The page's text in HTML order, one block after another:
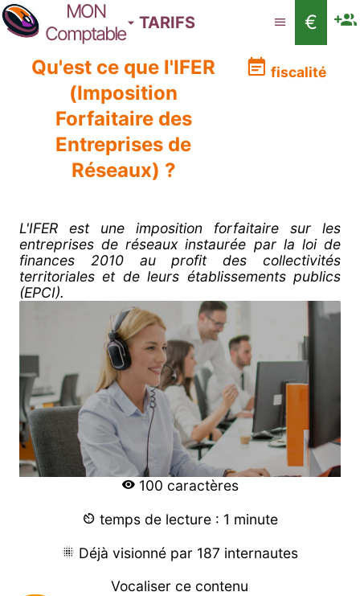
MON
Comptable
TARIFS
€
Qu'est ce que l'IFER
(Imposition
Forfaitaire des
Entreprises de
Réseaux) ?
fiscalité
L'IFER est une imposition forfaitaire sur les
entreprises de réseaux instaurée par la loi de
finances 2010 au profit des collectivités
territoriales et de leurs établissements publics
(EPCI).
100 caractères
temps de lecture : 1 minute
Déjà visionné par 187 internautes
Vocaliser ce contenu